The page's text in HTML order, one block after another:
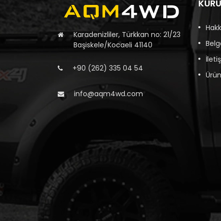
Karadenizliler, Türkkan no: 21/23
Başiskele/Kocaeli 41140
+90 (262) 335 04 54
info@aqm4wd.com